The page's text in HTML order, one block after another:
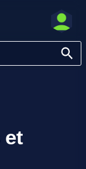
et